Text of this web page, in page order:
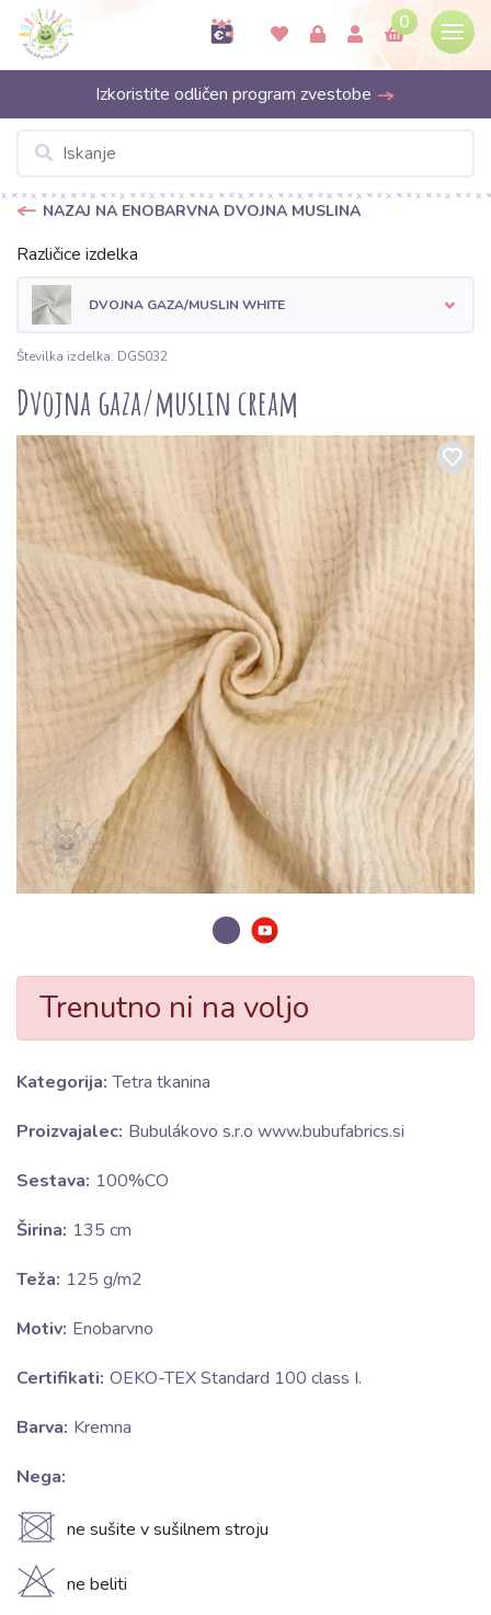
0
Izkoristite odličen program zvestobe
NAZAJ NA ENOBARVNA DVOJNA MUSLINA
Različice izdelka
DVOJNA GAZA/MUSLIN WHITE
Številka izdelka: DGS032
Dvojna gaza/muslin cream
Trenutno ni na voljo
Kategorija: Tetra tkanina
Proizvajalec: Bubulákovo s.r.o www.bubufabrics.si
Sestava: 100%CO
Širina: 135 cm
Teža: 125 g/m2
Motiv: Enobarvno
Certifikati: OEKO-TEX Standard 100 class I.
Barva: Kremna
Nega:
U ne sušite v sušilnem stroju
H ne beliti